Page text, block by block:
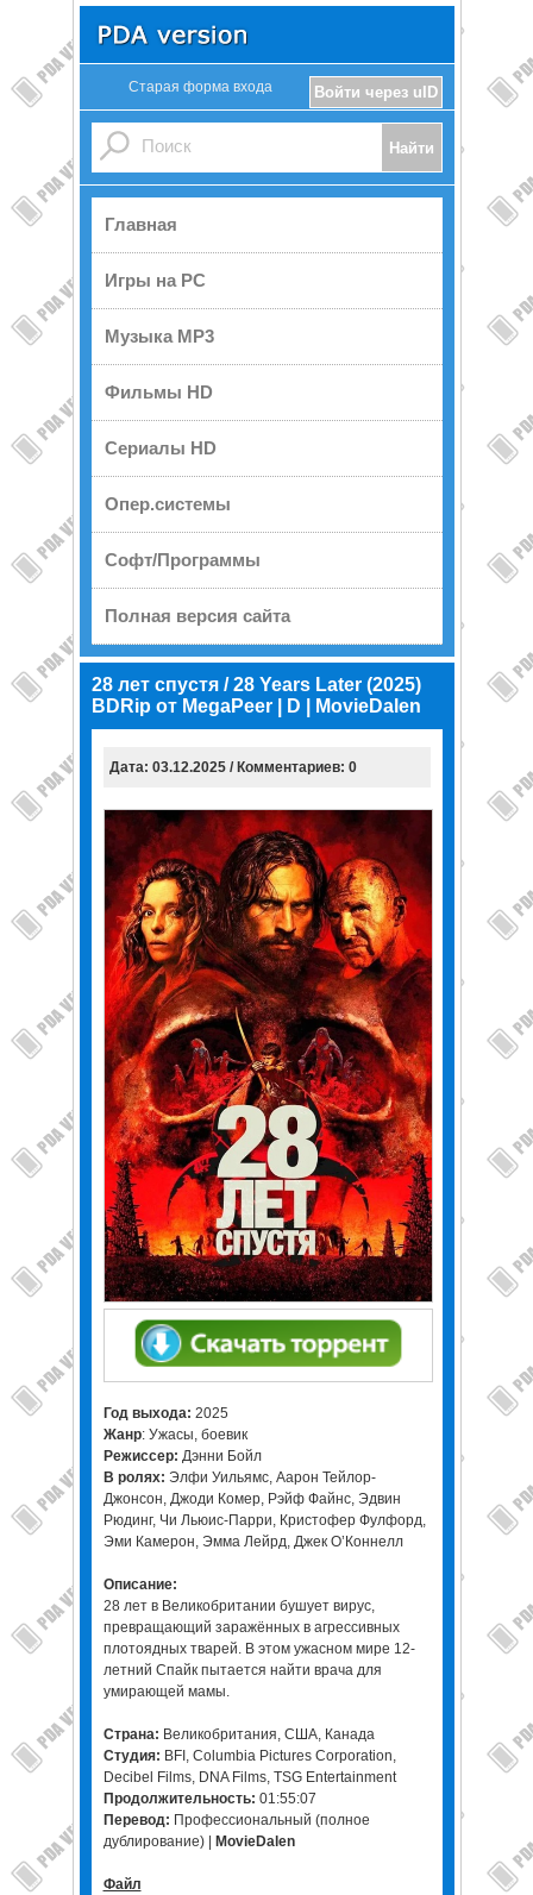
Войти через uID
Старая форма входа
Главная
Игры на PC
Музыка MP3
Фильмы HD
Сериалы HD
Опер.системы
Софт/Программы
Полная версия сайта
28 лет спустя / 28 Years Later (2025)
BDRip от MegaPeer | D | MovieDalen
Дата: 03.12.2025 / Комментариев: 0
Год выхода: 2025
Жанр: Ужасы, боевик
Режиссер: Дэнни Бойл
В ролях: Элфи Уильямс, Аарон Тейлор-
Джонсон, Джоди Комер, Рэйф Файнс, Эдвин
Рюдинг, Чи Льюис-Парри, Кристофер Фулфорд,
Эми Камерон, Эмма Лейрд, Джек О’Коннелл
Описание:
28 лет в Великобритании бушует вирус,
превращающий заражённых в агрессивных
плотоядных тварей. В этом ужасном мире 12-
летний Спайк пытается найти врача для
умирающей мамы.
Страна: Великобритания, США, Канада
Студия: BFI, Columbia Pictures Corporation,
Decibel Films, DNA Films, TSG Entertainment
Продолжительность: 01:55:07
Перевод: Профессиональный (полное
дублирование) | MovieDalen
Файл